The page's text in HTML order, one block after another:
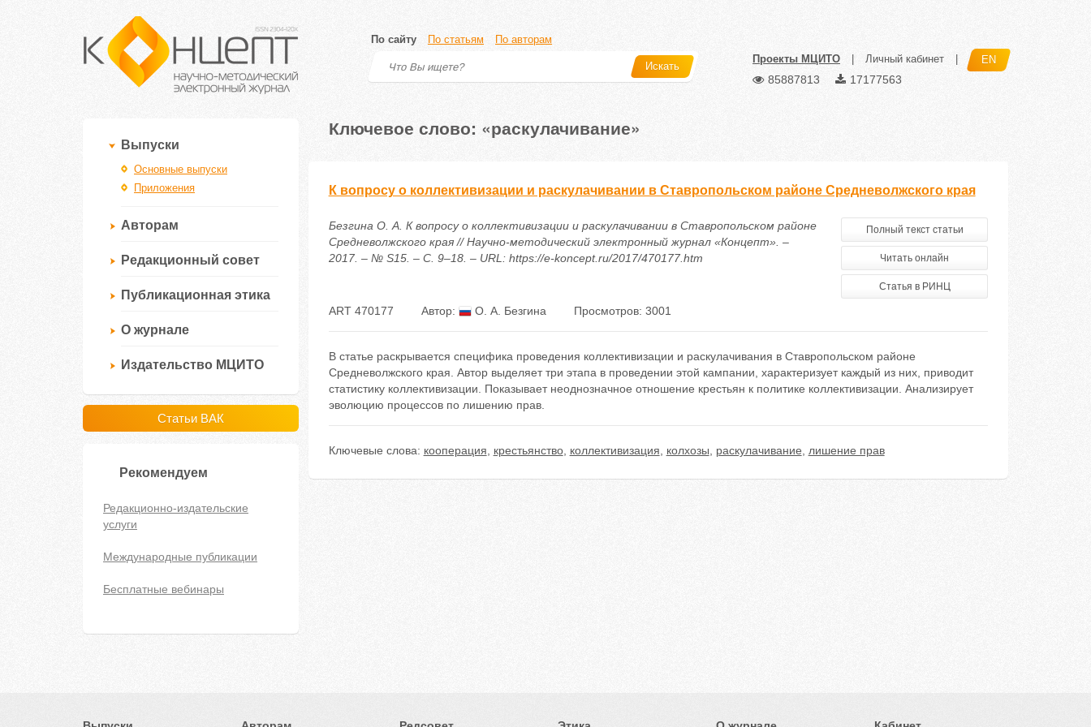
По сайту По статьям По авторам
Искать
Проекты МЦИТО Личный кабинет EN
85887813 17177563
Выпуски
Основные выпуски
Приложения
Авторам
Редакционный совет
Публикационная этика
О журнале
Издательство МЦИТО
Статьи ВАК
Рекомендуем
Редакционно-издательские
услуги
Международные публикации
Бесплатные вебинары
Ключевое слово: «раскулачивание»
К вопросу о коллективизации и раскулачивании в Ставропольском районе Средневолжского края
Безгина О. А. К вопросу о коллективизации и раскулачивании в Ставропольском районе
Средневолжского края // Научно-методический электронный журнал «Концепт». –
2017. – № S15. – С. 9–18. – URL: https://e-koncept.ru/2017/470177.htm
Полный текст статьи
Читать онлайн
Статья в РИНЦ
ART 470177 Автор: О. А. Безгина Просмотров: 3001
В статье раскрывается специфика проведения коллективизации и раскулачивания в Ставропольском районе
Средневолжского края. Автор выделяет три этапа в проведении этой кампании, характеризует каждый из них, приводит
статистику коллективизации. Показывает неоднозначное отношение крестьян к политике коллективизации. Анализирует
эволюцию процессов по лишению прав.
Ключевые слова: кооперация крестьянство, коллективизация колхозы раскулачивание лишение прав